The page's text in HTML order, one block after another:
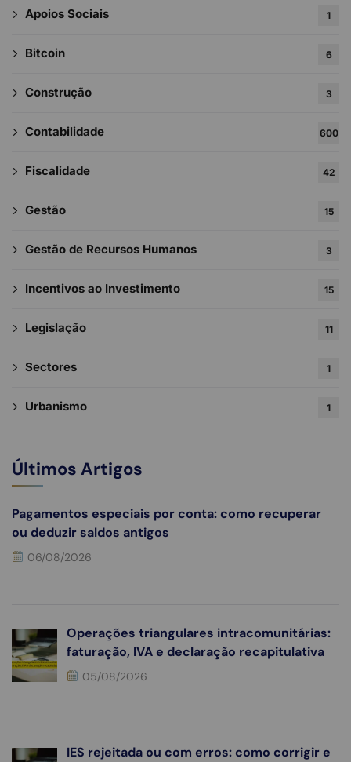
Apoios Sociais 1
Bitcoin 6
Construção 3
Contabilidade 600
Fiscalidade 42
Gestão 15
Gestão de Recursos Humanos 3
Incentivos ao Investimento 15
Legislação 11
Sectores 1
Urbanismo 1
Últimos Artigos
Pagamentos especiais por conta: como recuperar
ou deduzir saldos antigos
06/08/2026
Operações triangulares intracomunitárias:
faturação, IVA e declaração recapitulativa
05/08/2026
IES rejeitada ou com erros: como corrigir e